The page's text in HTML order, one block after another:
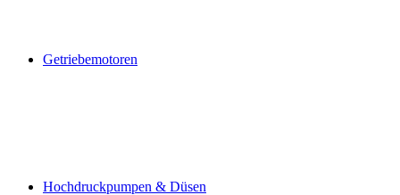
Getriebemotoren
Hochdruckpumpen & Düsen